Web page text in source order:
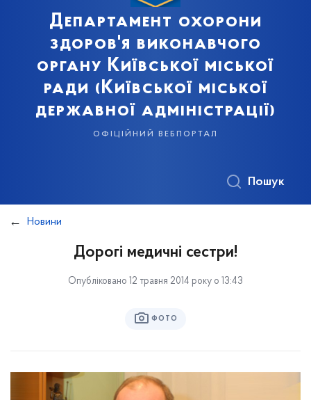
Департамент охорони
здоров'я виконавчого
органу Київської міської
ради (Київської міської
державної адміністрації)
офіційний вебпортал
Пошук
Новини
Дорогі медичні сестри!
Опубліковано 12 травня 2014 року о 13:43
ФОТО